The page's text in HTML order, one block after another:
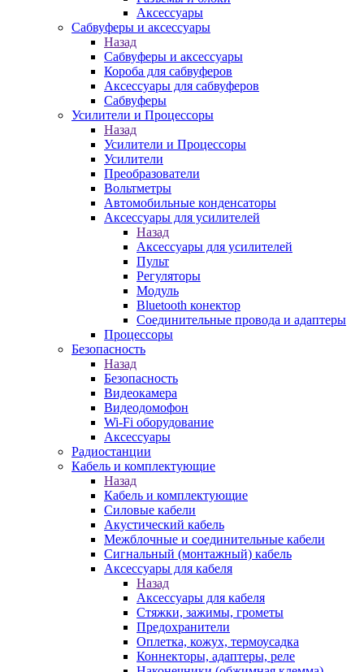
Аксессуары
Сабвуферы и аксессуары
Назад
Сабвуферы и аксессуары
Короба для сабвуферов
Аксессуары для сабвуферов
Сабвуферы
Усилители и Процессоры
Назад
Усилители и Процессоры
Усилители
Преобразователи
Вольтметры
Автомобильные конденсаторы
Аксессуары для усилителей
Назад
Аксессуары для усилителей
Пульт
Регуляторы
Модуль
Bluetooth конектор
Соединительные провода и адаптеры
Процессоры
Безопасность
Назад
Безопасность
Видеокамера
Видеодомофон
Wi-Fi оборудование
Аксессуары
Радиостанции
Кабель и комплектующие
Назад
Кабель и комплектующие
Силовые кабели
Акустический кабель
Межблочные и соединительные кабели
Сигнальный (монтажный) кабель
Аксессуары для кабеля
Назад
Аксессуары для кабеля
Стяжки, зажимы, грометы
Предохранители
Оплетка, кожух, термоусадка
Коннекторы, адаптеры, реле